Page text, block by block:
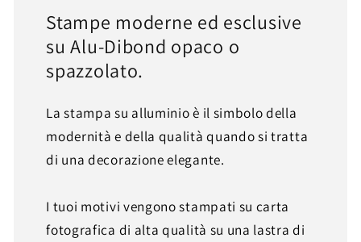
Stampe moderne ed esclusive
su Alu-Dibond opaco o
spazzolato.
La stampa su alluminio è il simbolo della
modernità e della qualità quando si tratta
di una decorazione elegante.
I tuoi motivi vengono stampati su carta
fotografica di alta qualità su una lastra di